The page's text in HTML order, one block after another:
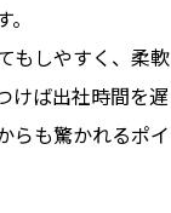
もしやすく、柔軟
けば出社時間を遅
らも驚かれるポイ